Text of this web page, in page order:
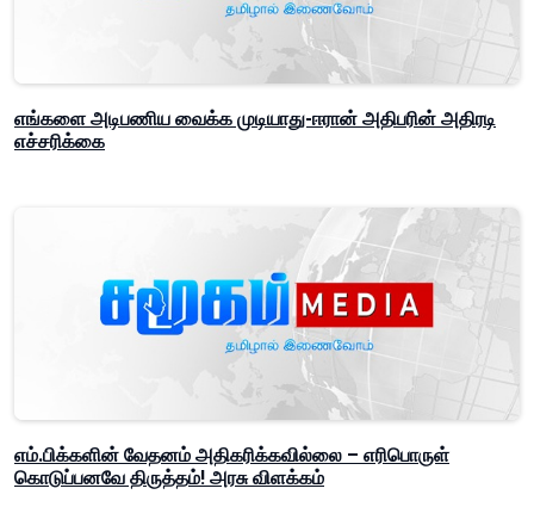
எங்களை அடிபணிய வைக்க முடியாது-ஈரான் அதிபரின் அதிரடி
எச்சரிக்கை
எம்.பிக்களின் வேதனம் அதிகரிக்கவில்லை – எரிபொருள்
கொடுப்பனவே திருத்தம்! அரசு விளக்கம்